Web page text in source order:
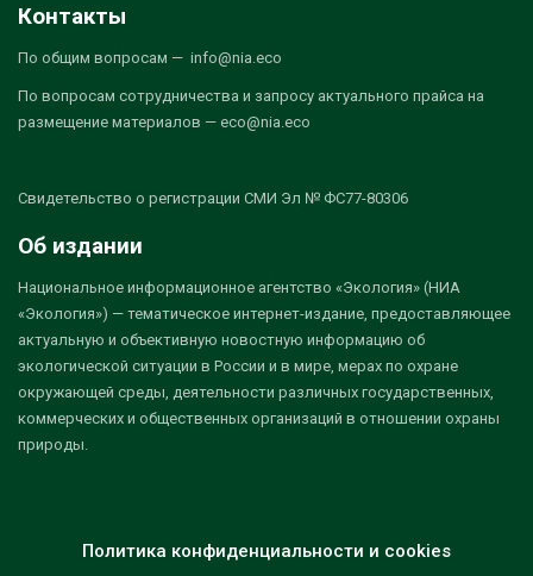
Контакты
По общим вопросам — info@nia.eco
По вопросам сотрудничества и запросу актуального прайса на
размещение материалов — eco@nia.eco
Свидетельство о регистрации СМИ Эл № ФС77-80306
Об издании
Национальное информационное агентство «Экология» (НИА
«Экология») — тематическое интернет-издание, предоставляющее
актуальную и объективную новостную информацию об
экологической ситуации в России и в мире, мерах по охране
окружающей среды, деятельности различных государственных,
коммерческих и общественных организаций в отношении охраны
природы.
Политика конфиденциальности и cookies